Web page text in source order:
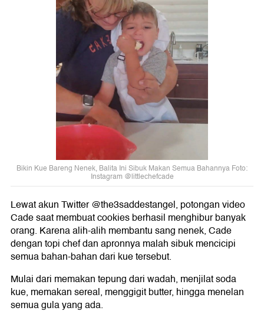
Bikin Kue Bareng Nenek, Balita Ini Sibuk Makan Semua Bahannya Foto:
Instagram @littlechefcade
Lewat akun Twitter @the3saddestangel, potongan video
Cade saat membuat cookies berhasil menghibur banyak
orang. Karena alih-alih membantu sang nenek, Cade
dengan topi chef dan apronnya malah sibuk mencicipi
semua bahan-bahan dari kue tersebut.
Mulai dari memakan tepung dari wadah, menjilat soda
kue, memakan sereal, menggigit butter, hingga menelan
semua gula yang ada.